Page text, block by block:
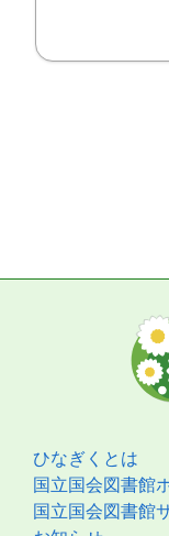
ひなぎくとは
国立国会図書館
国立国会図書館